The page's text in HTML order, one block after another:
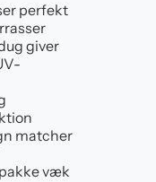
perfekt
giver
matcher
væk